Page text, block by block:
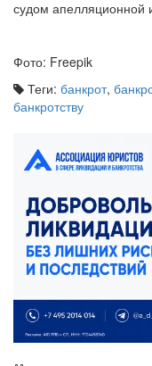
Теги:банкрот
банкротству